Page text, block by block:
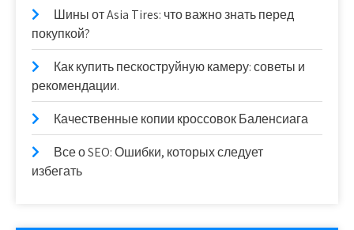
Шины от Asia Tires: что важно знать перед
покупкой?
Как купить пескоструйную камеру: советы и
рекомендации.
Качественные копии кроссовок Баленсиага
Все о SEO: Ошибки, которых следует
избегать